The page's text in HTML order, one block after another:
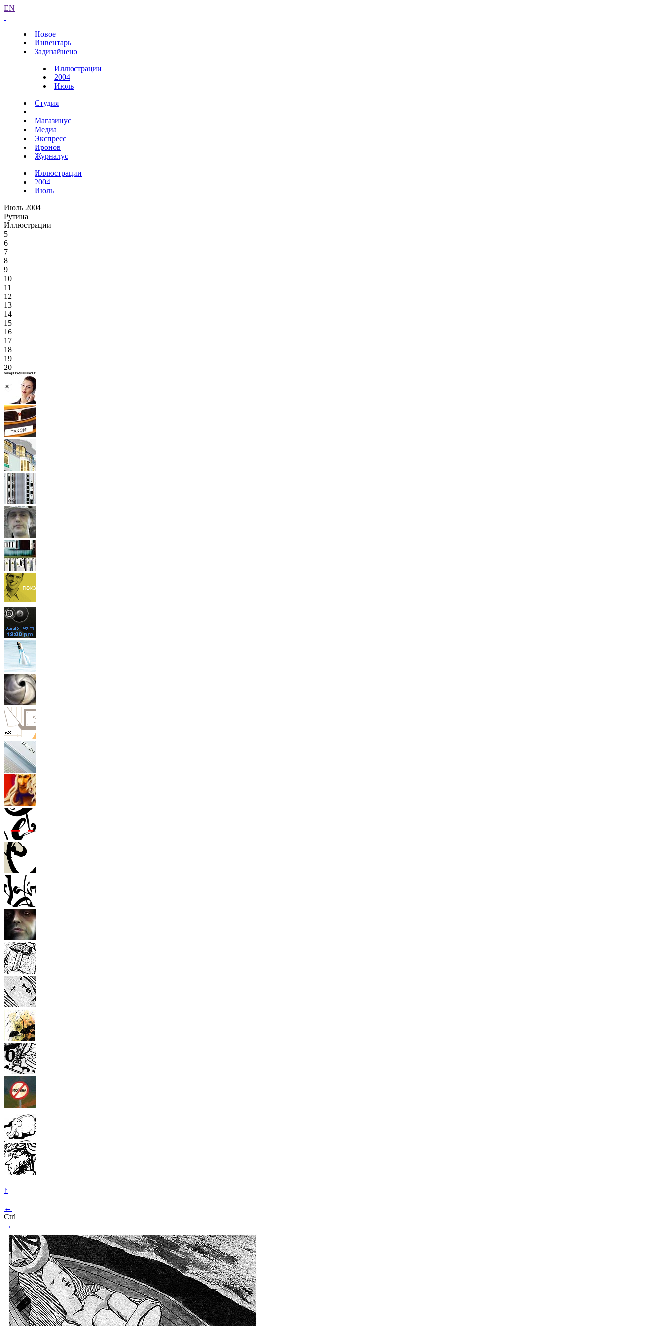
EN
Новое
Инвентарь
Задизайнено
Иллюстрации
2004
Июль
Студия
Магазинус
Медиа
Экспресс
Иронов
Журналус
Иллюстрации
2004
Июль
Июль 2004
Рутина
Иллюстрации
5
6
7
8
9
10
11
12
13
14
15
16
17
18
19
20
↑
←
Ctrl
→